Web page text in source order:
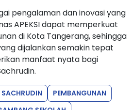
pengalaman dan inovasi yang
APEKSI dapat memperkuat
di Kota Tangerang, sehingga
dijalankan semakin tepat
manfaat nyata bagi
SACHRUDIN
PEMBANGUNAN